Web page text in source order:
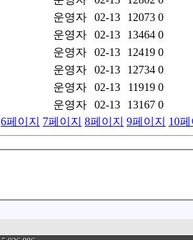
운영자 02-13 12073 0
운영자 02-13 13464 0
운영자 02-13 12419 0
운영자 02-13 12734 0
운영자 02-13 11919 0
운영자 02-13 13167 0
6페이지 7페이지 8페이지 9페이지 10페